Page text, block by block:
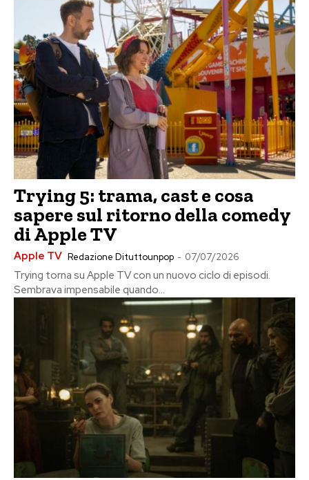
Trying 5: trama, cast e cosa
sapere sul ritorno della comedy
di Apple TV
Apple TV Redazione Dituttounpop - 07/07/2026
Trying torna su Apple TV con un nuovo ciclo di episodi.
Sembrava impensabile quando...